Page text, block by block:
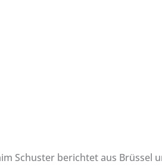
Schuster berichtet aus Brüssel